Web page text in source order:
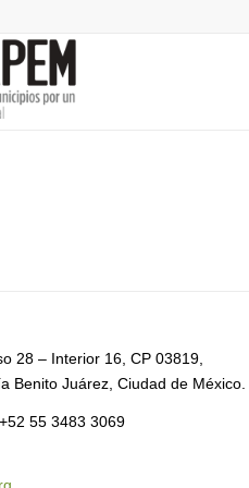
28 – Interior 16, CP 03819,
Benito Juárez, Ciudad de México.
+52 55 3483 3069